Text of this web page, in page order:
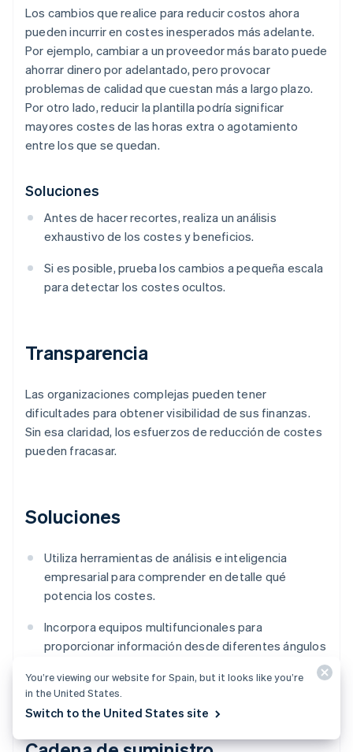
Los cambios que realice para reducir costos ahora
pueden incurrir en costes inesperados más adelante.
Por ejemplo, cambiar a un proveedor más barato puede
ahorrar dinero por adelantado, pero provocar
problemas de calidad que cuestan más a largo plazo.
Por otro lado, reducir la plantilla podría significar
mayores costes de las horas extra o agotamiento
entre los que se quedan.
Soluciones
Antes de hacer recortes, realiza un análisis
exhaustivo de los costes y beneficios.
Si es posible, prueba los cambios a pequeña escala
para detectar los costes ocultos.
Transparencia
Las organizaciones complejas pueden tener
dificultades para obtener visibilidad de sus finanzas.
Sin esa claridad, los esfuerzos de reducción de costes
pueden fracasar.
Soluciones
Utiliza herramientas de análisis e inteligencia
empresarial para comprender en detalle qué
potencia los costes.
Incorpora equipos multifuncionales para
proporcionar información desde diferentes ángulos
elevados.
You’re viewing our website for Spain, but it looks like you’re
in the United States.
Switch to the United States site